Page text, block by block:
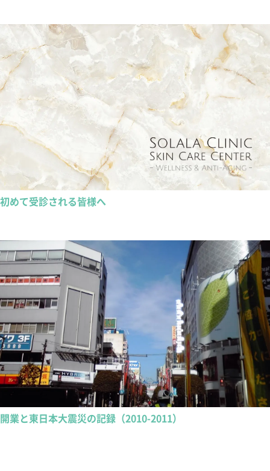
初めて受診される皆様へ
開業と東日本大震災の記録（2010-2011）